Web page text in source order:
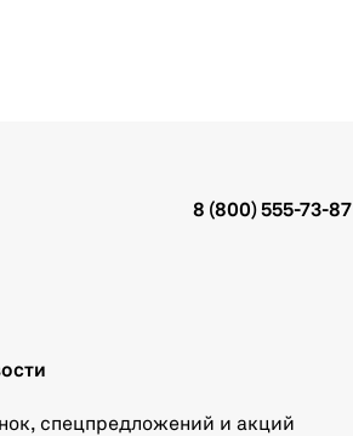
8 (800) 555-73-87
спецпредложений и акций